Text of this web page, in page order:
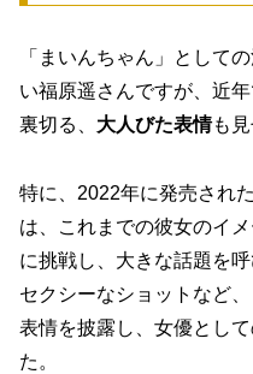
「まいんちゃん」として
い福原遥さんですが、近
裏切る、 大人びた表情も見
特に、2022年に発売され
は、これまでの彼女のイ
に挑戦し、大きな話題を
セクシーなショットなど
表情を披露し、女優とし
た。